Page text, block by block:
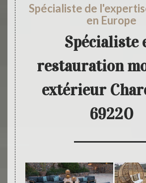
Spécialiste de
en Europe
Spécialiste
restauration
extérieur
69220